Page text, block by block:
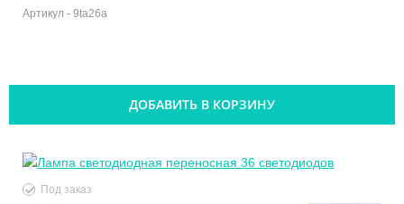
Артикул - 9ta26a
ДОБАВИТЬ В КОРЗИНУ
Под заказ